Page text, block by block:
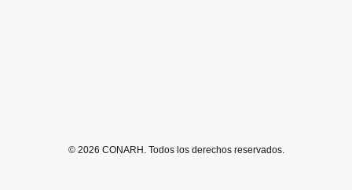
© 2026 CONARH. Todos los derechos reservados.